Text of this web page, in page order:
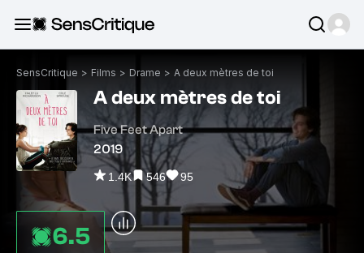
SensCritique > Films > Drame > A deux mètres de toi
A deux mètres de toi
Five Feet Apart
2019
1.4K 546 95
6.5